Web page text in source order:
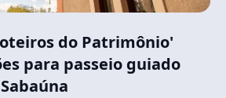
do Patrimônio'
para passeio guiado